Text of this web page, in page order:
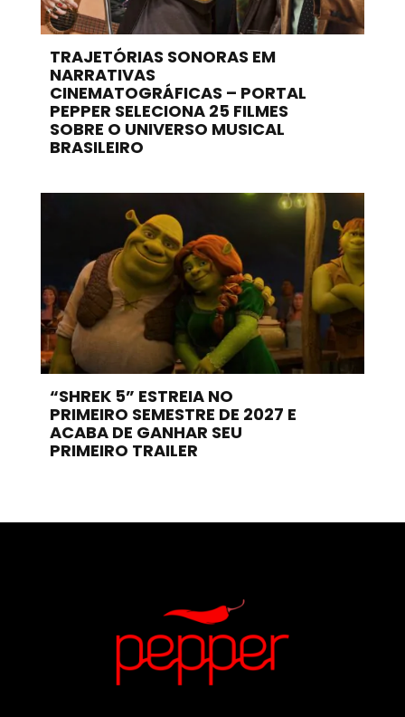
TRAJETÓRIAS SONORAS EM
NARRATIVAS
CINEMATOGRÁFICAS – PORTAL
PEPPER SELECIONA 25 FILMES
SOBRE O UNIVERSO MUSICAL
BRASILEIRO
“SHREK 5” ESTREIA NO
PRIMEIRO SEMESTRE DE 2027 E
ACABA DE GANHAR SEU
PRIMEIRO TRAILER